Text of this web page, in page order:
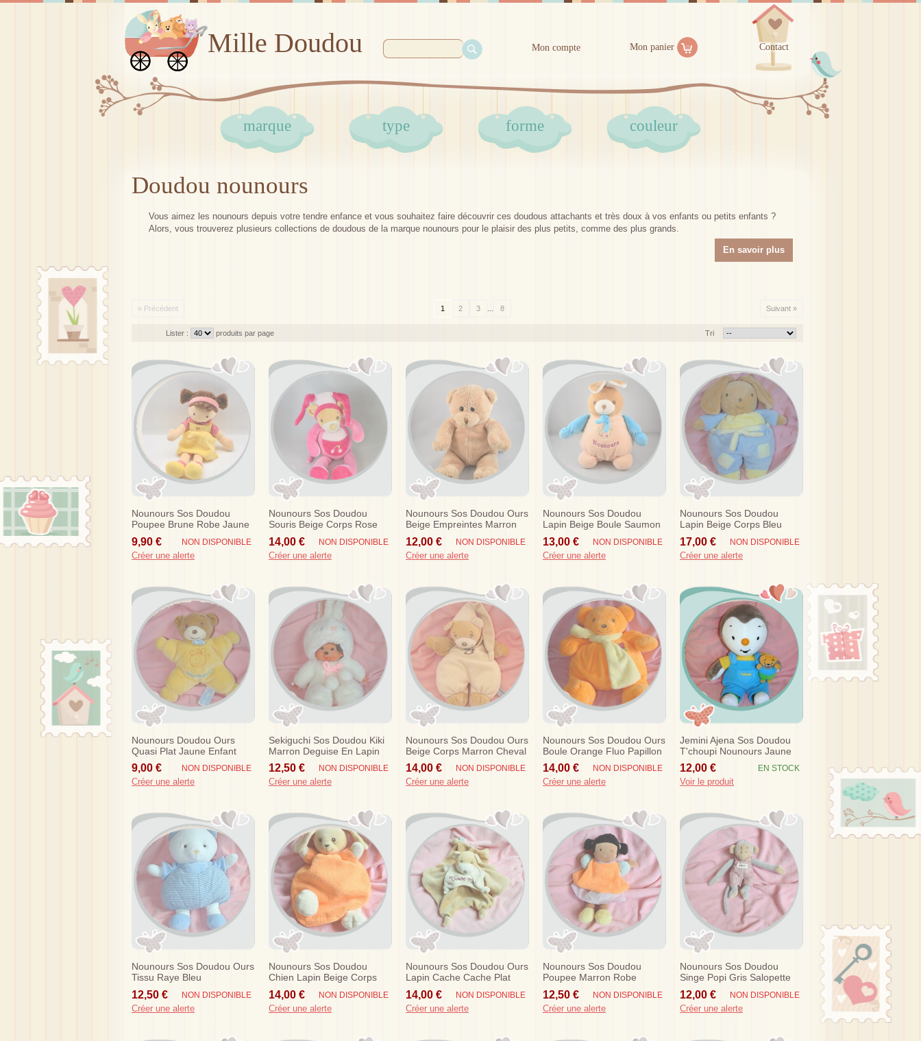
Mille Doudou Mon compte Mon panier Contact
marque type forme couleur
Doudou nounours
Vous aimez les nounours depuis votre tendre enfance et vous souhaitez faire découvrir ces doudous attachants et très doux à vos enfants ou petits enfants ?
Alors, vous trouverez plusieurs collections de doudous de la marque nounours pour le plaisir des plus petits, comme des plus grands.
En savoir plus
« Précédent 1 2 3 ... 8 Suivant »
Tri
Lister : produits par page
Nounours Sos Doudou
Poupee Brune Robe Jaune
Fleur
9,90 € NON DISPONIBLE
Créer une alerte
Nounours Sos Doudou
Souris Beige Corps Rose
Fushia Cerise 30 Cm
14,00 € NON DISPONIBLE
Créer une alerte
Nounours Sos Doudou Ours
Beige Empreintes Marron
12,00 € NON DISPONIBLE
Créer une alerte
Nounours Sos Doudou
Lapin Beige Boule Saumon
Bleu 20 Cm
13,00 € NON DISPONIBLE
Créer une alerte
Nounours Sos Doudou
Lapin Beige Corps Bleu
Jaune
17,00 € NON DISPONIBLE
Créer une alerte
Nounours Doudou Ours
Quasi Plat Jaune Enfant
Sos
9,00 € NON DISPONIBLE
Créer une alerte
Sekiguchi Sos Doudou Kiki
Marron Deguise En Lapin
Blanc
12,50 € NON DISPONIBLE
Créer une alerte
Nounours Sos Doudou Ours
Beige Corps Marron Cheval
14,00 € NON DISPONIBLE
Créer une alerte
Nounours Sos Doudou Ours
Boule Orange Fluo Papillon
30 Cm
14,00 € NON DISPONIBLE
Créer une alerte
Jemini Ajena Sos Doudou
T'choupi Nounours Jaune
Salopette Bleu 30 Cm
12,00 € EN STOCK
Voir le produit
Nounours Sos Doudou Ours
Tissu Raye Bleu
12,50 € NON DISPONIBLE
Créer une alerte
Nounours Sos Doudou
Chien Lapin Beige Corps
Orange
14,00 € NON DISPONIBLE
Créer une alerte
Nounours Sos Doudou Ours
Lapin Cache Cache Plat
Ecru Beige Marron
14,00 € NON DISPONIBLE
Créer une alerte
Nounours Sos Doudou
Poupee Marron Robe
Orange Violet
12,50 € NON DISPONIBLE
Créer une alerte
Nounours Sos Doudou
Singe Popi Gris Salopette
15 Cm
12,00 € NON DISPONIBLE
Créer une alerte